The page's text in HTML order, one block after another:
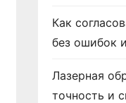
Как
без ошибок
Лазерная
точность и